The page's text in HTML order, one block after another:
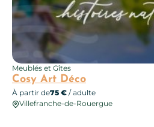
Meublés et Gîtes
Cosy Art Déco
À partir de75 € / adulte
Villefranche-de-Rouergue